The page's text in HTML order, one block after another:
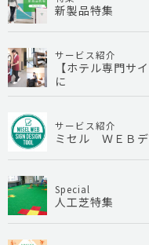
新製品特集
サービス紹介
【ホテル専門サ
に
サービス紹介
ミセル ＷＥＢ
Special
人工芝特集